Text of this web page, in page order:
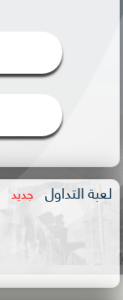
لعبة التداول جديد